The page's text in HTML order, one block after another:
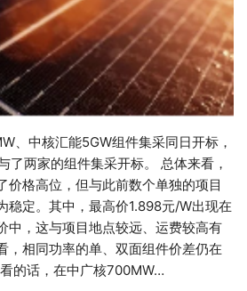
、中核汇能5GW组件集采同日开标，
了两家的组件集采开标。 总体来看，
价格高位，但与此前数个单独的项目
稳定。其中，最高价1.898元/W出现在
中，这与项目地点较远、运费较高有
，相同功率的单、双面组件价差仍在
的话，在中广核700MW…